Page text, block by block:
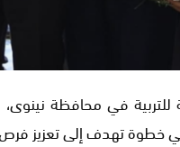
للتربية في محافظة نينوى،
تهدف إلى تعزيز فرص